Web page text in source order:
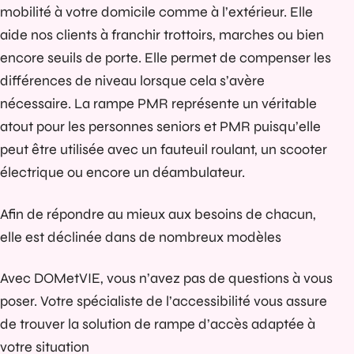
mobilité à votre domicile comme à l’extérieur. Elle
aide nos clients à franchir trottoirs, marches ou bien
encore seuils de porte. Elle permet de compenser les
différences de niveau lorsque cela s’avère
nécessaire. La rampe PMR représente un véritable
atout pour les personnes seniors et PMR puisqu’elle
peut être utilisée avec un fauteuil roulant, un scooter
électrique ou encore un déambulateur.
Afin de répondre au mieux aux besoins de chacun,
elle est déclinée dans de nombreux modèles
Avec DOMetVIE, vous n’avez pas de questions à vous
poser. Votre spécialiste de l’accessibilité vous assure
de trouver la solution de rampe d’accès adaptée à
votre situation